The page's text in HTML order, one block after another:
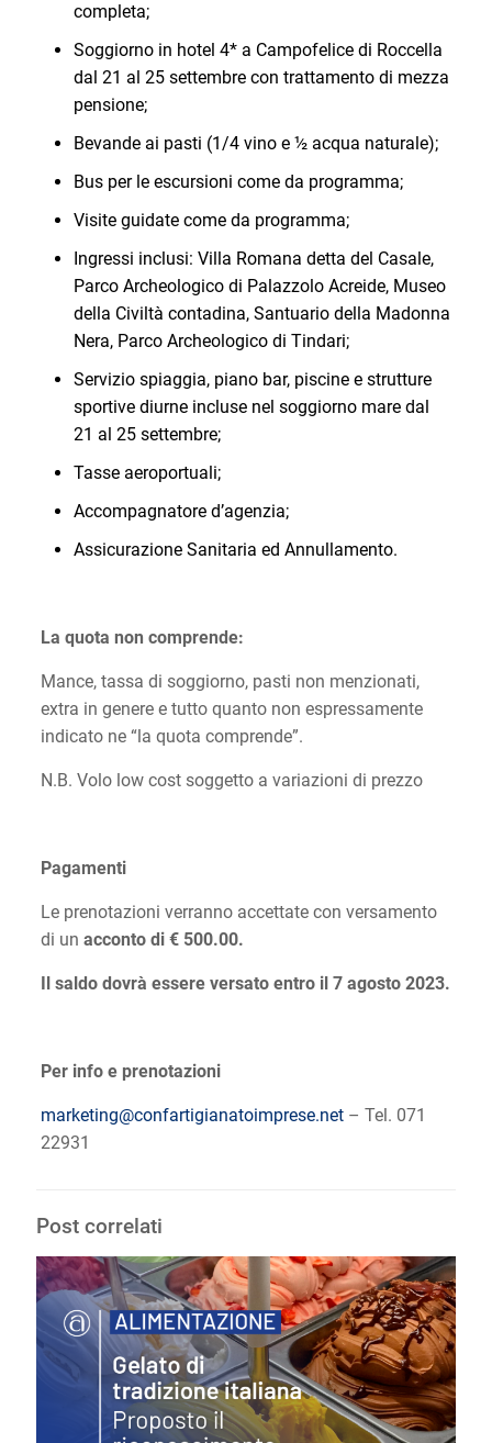
completa;
Soggiorno in hotel 4* a Campofelice di Roccella
dal 21 al 25 settembre con trattamento di mezza
pensione;
Bevande ai pasti (1/4 vino e ½ acqua naturale);
Bus per le escursioni come da programma;
Visite guidate come da programma;
Ingressi inclusi: Villa Romana detta del Casale,
Parco Archeologico di Palazzolo Acreide, Museo
della Civiltà contadina, Santuario della Madonna
Nera, Parco Archeologico di Tindari;
Servizio spiaggia, piano bar, piscine e strutture
sportive diurne incluse nel soggiorno mare dal
21 al 25 settembre;
Tasse aeroportuali;
Accompagnatore d’agenzia;
Assicurazione Sanitaria ed Annullamento.
La quota non comprende:
Mance, tassa di soggiorno, pasti non menzionati,
extra in genere e tutto quanto non espressamente
indicato ne “la quota comprende”.
N.B. Volo low cost soggetto a variazioni di prezzo
Pagamenti
Le prenotazioni verranno accettate con versamento
di un acconto di € 500.00.
Il saldo dovrà essere versato entro il 7 agosto 2023.
Per info e prenotazioni
marketing@confartigianatoimprese.net– Tel. 071
22931
Post correlati